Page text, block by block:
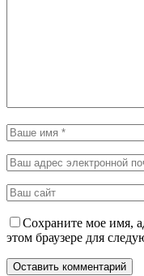
Сохраните мое имя,
этом браузере для